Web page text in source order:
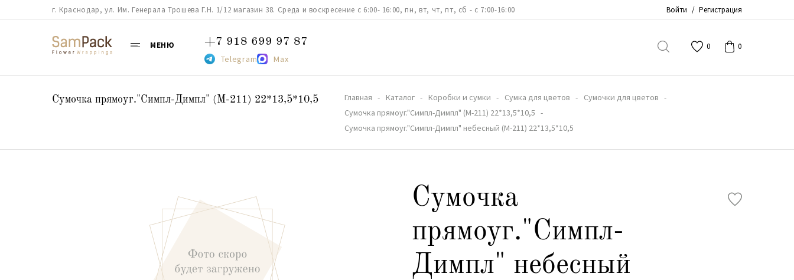
г. Краснодар, ул. Им. Генерала Трошева Г.Н. 1/12 магазин 38. Среда и воскресение с 6:00- 16:00, пн, вт, чт, пт, сб - с 7:00-16:00 Войти / Регистрация
МЕНЮ +7 918 699 97 87
Telegram Max
0 0
Сумочка прямоуг."Симпл-Димпл" (М-211) 22*13,5*10,5 Главная Каталог Коробки и сумки Сумка для цветов
Сумочки для цветов
Сумочка прямоуг."Симпл-Димпл" (М-211) 22*13,5*10,5
Сумочка прямоуг."Симпл-Димпл" небесный (М-211) 22*13,5*10,5
Сумочка
прямоуг."Симпл-
Димпл" небесный